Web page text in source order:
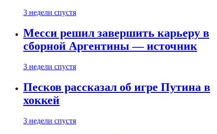
3 недели спустя
Месси решил завершить карьеру в
сборной Аргентины — источник
3 недели спустя
Песков рассказал об игре Путина в
хоккей
3 недели спустя